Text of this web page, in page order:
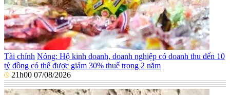
Tài chính Nóng: Hộ kinh doanh, doanh nghiệp có doanh thu đến 10
tỷ đồng có thể được giảm 30% thuế trong 2 năm
21h00 07/08/2026